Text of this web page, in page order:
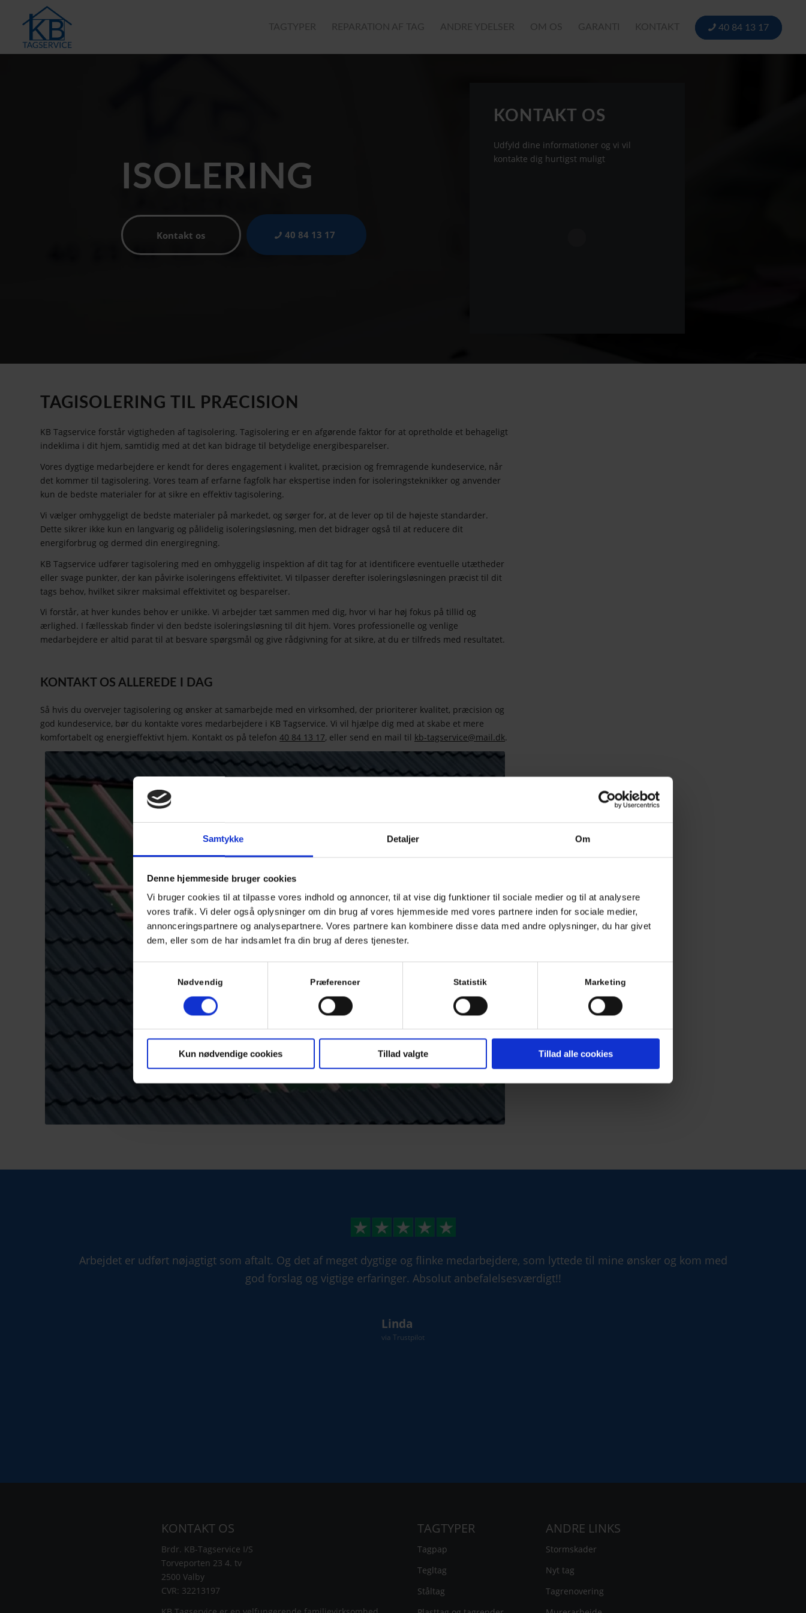
Samtykke Detaljer Om
Denne hjemmeside bruger cookies
Vi bruger cookies til at tilpasse vores indhold og annoncer, til at vise dig funktioner til sociale medier og til at analysere
vores trafik. Vi deler også oplysninger om din brug af vores hjemmeside med vores partnere inden for sociale medier,
annonceringspartnere og analysepartnere. Vores partnere kan kombinere disse data med andre oplysninger, du har givet
dem, eller som de har indsamlet fra din brug af deres tjenester.
Nødvendig Præferencer Statistik Marketing
Kun nødvendige cookies Tillad valgte Tillad alle cookies
TAGTYPER REPARATION AF TAG ANDRE YDELSER OM OS GARANTI KONTAKT 40 84 13 17
ISOLERING
Kontakt os 40 84 13 17
KONTAKT OS
Udfyld dine informationer og vi vil
kontakte dig hurtigst muligt
TAGISOLERING TIL PRÆCISION
KB Tagservice forstår vigtigheden af tagisolering. Tagisolering er en afgørende faktor for at opretholde et behageligt
indeklima i dit hjem, samtidig med at det kan bidrage til betydelige energibesparelser.
Vores dygtige medarbejdere er kendt for deres engagement i kvalitet, præcision og fremragende kundeservice, når
det kommer til tagisolering. Vores team af erfarne fagfolk har ekspertise inden for isoleringsteknikker og anvender
kun de bedste materialer for at sikre en effektiv tagisolering.
Vi vælger omhyggeligt de bedste materialer på markedet, og sørger for, at de lever op til de højeste standarder.
Dette sikrer ikke kun en langvarig og pålidelig isoleringsløsning, men det bidrager også til at reducere dit
energiforbrug og dermed din energiregning.
KB Tagservice udfører tagisolering med en omhyggelig inspektion af dit tag for at identificere eventuelle utætheder
eller svage punkter, der kan påvirke isoleringens effektivitet. Vi tilpasser derefter isoleringsløsningen præcist til dit
tags behov, hvilket sikrer maksimal effektivitet og besparelser.
Vi forstår, at hver kundes behov er unikke. Vi arbejder tæt sammen med dig, hvor vi har høj fokus på tillid og
ærlighed. I fællesskab finder vi den bedste isoleringsløsning til dit hjem. Vores professionelle og venlige
medarbejdere er altid parat til at besvare spørgsmål og give rådgivning for at sikre, at du er tilfreds med resultatet.
KONTAKT OS ALLEREDE I DAG
Så hvis du overvejer tagisolering og ønsker at samarbejde med en virksomhed, der prioriterer kvalitet, præcision og
god kundeservice, bør du kontakte vores medarbejdere i KB Tagservice. Vi vil hjælpe dig med at skabe et mere
komfortabelt og energieffektivt hjem. Kontakt os på telefon 40 84 13 17, eller send en mail til kb-tagservice@mail.dk.
Arbejdet er udført nøjagtigt som aftalt. Og det af meget dygtige og flinke medarbejdere, som lyttede til mine ønsker og kom med
god forslag og vigtige erfaringer. Absolut anbefalelsesværdigt!!
Linda
via Trustpilot
KONTAKT OS
Brdr. KB-Tagservice I/S
Torveporten 23 4. tv
2500 Valby
CVR: 32213197
TAGTYPER
Tagpap
Tegltag
Ståltag
ANDRE LINKS
Stormskader
Nyt tag
Tagrenovering